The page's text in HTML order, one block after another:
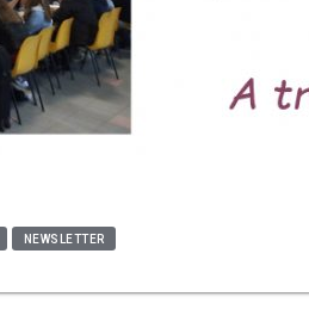
NEWSLETTER